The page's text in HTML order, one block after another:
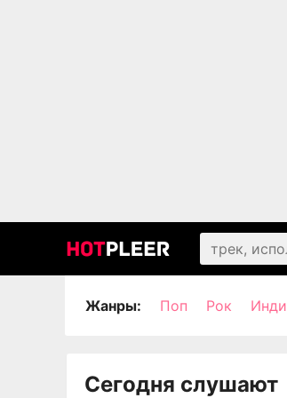
Жанры: Поп Рок Инди
Сегодня слушают